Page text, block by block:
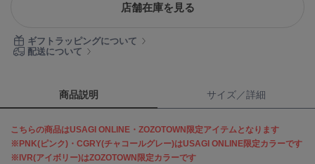
Calvin Klein
カルバン・クライン
セロン
Clarks Premium
店舗在庫を見る
ギフトラッピングについて
配送について
商品説明 サイズ／詳細
こちらの商品はUSAGI ONLINE・ZOZOTOWN限定アイテムとなります
※PNK(ピンク)・CGRY(チャコールグレー)はUSAGI ONLINE限定カラーです
※IVR(アイボリー)はZOZOTOWN限定カラーです